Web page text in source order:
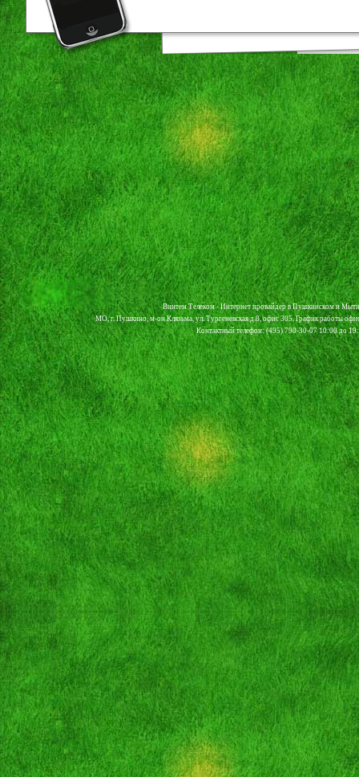
Винтем Телеком - Интернет провайдер в Пушкинском и
МО, г. Пушкино, м-он Клязьма, ул. Тургеневская д.8, офис 305. График работы
Контактный телефон: (495) 790-30-07 10:00 до